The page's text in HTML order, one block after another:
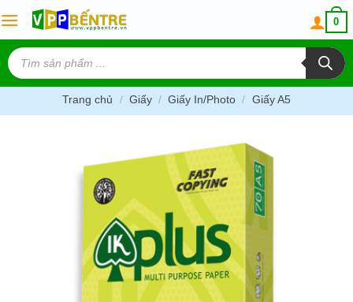
to
content
0
Tìm
kiếm
sản
phẩm
Trang chủ / Giấy / Giấy In/Photo / Giấy A5